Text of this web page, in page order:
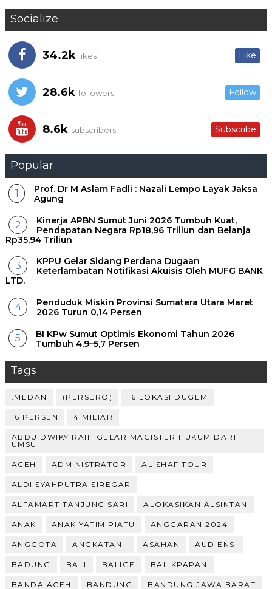
Socialize
34.2k likes Like
28.6k followers Follow
8.6k subscribers Subscribe
Popular
Prof. Dr M Aslam Fadli : Nazali Lempo Layak Jaksa
Agung
Kinerja APBN Sumut Juni 2026 Tumbuh Kuat,
Pendapatan Negara Rp18,96 Triliun dan Belanja
Rp35,94 Triliun
KPPU Gelar Sidang Perdana Dugaan
Keterlambatan Notifikasi Akuisis Oleh MUFG BANK
LTD.
Penduduk Miskin Provinsi Sumatera Utara Maret
2026 Turun 0,14 Persen
BI KPw Sumut Optimis Ekonomi Tahun 2026
Tumbuh 4,9–5,7 Persen
Tags
.MEDAN (PERSERO) 16 LOKASI DUGEM
16 PERSEN 4 MILIAR
ABDU DWIKY RAIH GELAR MAGISTER HUKUM DARI
UMSU
ACEH ADMINISTRATOR AL SHAF TOUR
ALDI SYAHPUTRA SIREGAR
ALFAMART TANJUNG SARI ALOKASIKAN ALSINTAN
ANAK ANAK YATIM PIATU ANGGARAN 2024
ANGGOTA ANGKATAN I ASAHAN AUDIENSI
BADUNG BALI BALIGE BALIKPAPAN
BANDA ACEH BANDUNG BANDUNG JAWA BARAT